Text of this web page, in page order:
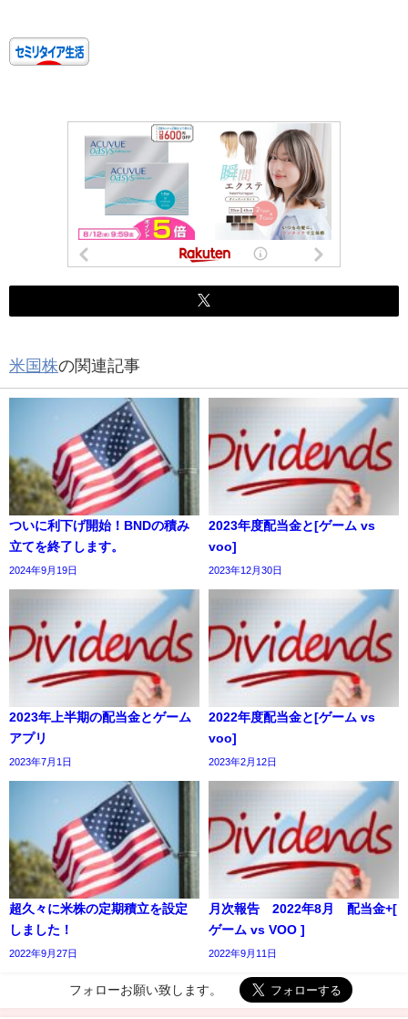
米国株の関連記事
ついに利下げ開始！BNDの積み
立てを終了します。
2024年9月19日
2023年度配当金と[ゲーム vs
voo]
2023年12月30日
2023年上半期の配当金とゲーム
アプリ
2023年7月1日
2022年度配当金と[ゲーム vs
voo]
2023年2月12日
超久々に米株の定期積立を設定
しました！
2022年9月27日
月次報告 2022年8月 配当金+[
ゲーム vs VOO ]
2022年9月11日
フォローお願い致します。